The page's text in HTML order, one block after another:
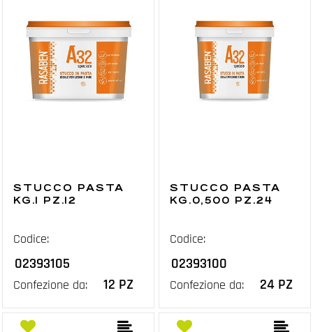
STUCCO PASTA
KG.1 PZ.12
Codice:
02393105
Confezione da: 12 PZ
STUCCO PASTA
KG.0,500 PZ.24
Codice:
02393100
Confezione da: 24 PZ